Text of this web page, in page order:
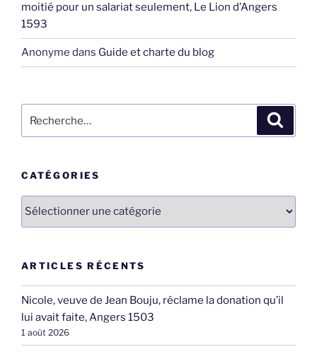
moitié pour un salariat seulement, Le Lion d’Angers
1593
Anonyme dans Guide et charte du blog
pour
CATÉGORIES
Catégories
ARTICLES RÉCENTS
Nicole, veuve de Jean Bouju, réclame la donation qu’il
lui avait faite, Angers 1503
1 août 2026